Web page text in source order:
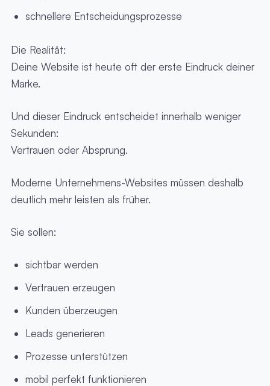
schnellere Entscheidungsprozesse
Die Realität:
Deine Website ist heute oft der erste Eindruck deiner
Marke.
Und dieser Eindruck entscheidet innerhalb weniger
Sekunden:
Vertrauen oder Absprung.
Moderne Unternehmens-Websites müssen deshalb
deutlich mehr leisten als früher.
Sie sollen:
sichtbar werden
Vertrauen erzeugen
Kunden überzeugen
Leads generieren
Prozesse unterstützen
mobil perfekt funktionieren